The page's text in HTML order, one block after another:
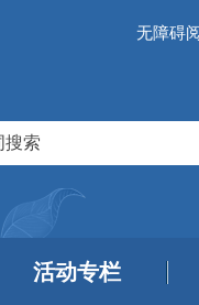
无障碍
活动专栏